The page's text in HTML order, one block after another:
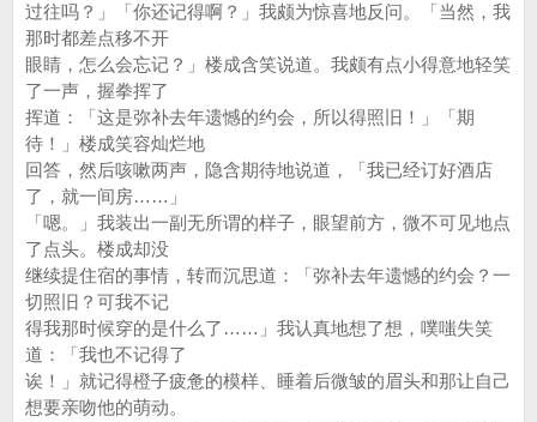
过往吗？」「你还记得啊？」我颇为惊喜地反问。「当然，我
那时都差点移不开
眼睛，怎么会忘记？」楼成含笑说道。我颇有点小得意地轻笑
了一声，握拳挥了
挥道：「这是弥补去年遗憾的约会，所以得照旧！」「期
待！」楼成笑容灿烂地
回答，然后咳嗽两声，隐含期待地说道，「我已经订好酒店
了，就一间房……」
「嗯。」我装出一副无所谓的样子，眼望前方，微不可见地点
了点头。楼成却没
继续提住宿的事情，转而沉思道：「弥补去年遗憾的约会？一
切照旧？可我不记
得我那时候穿的是什么了……」我认真地想了想，噗嗤失笑
道：「我也不记得了
诶！」就记得橙子疲惫的模样、睡着后微皱的眉头和那让自己
想要亲吻他的萌动。